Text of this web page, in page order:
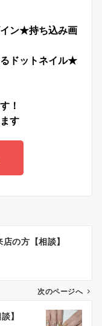
ン★持ち込み画
ドットネイル★
！
す
の方【相談】
次のページへ
】